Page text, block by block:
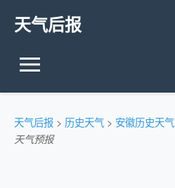
天气后报
天气后报 > 历史天气 > 安徽历史天气
天气预报